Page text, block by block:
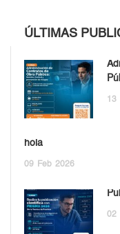
ÚLTIMAS
13
hola
09 Feb 2026
02